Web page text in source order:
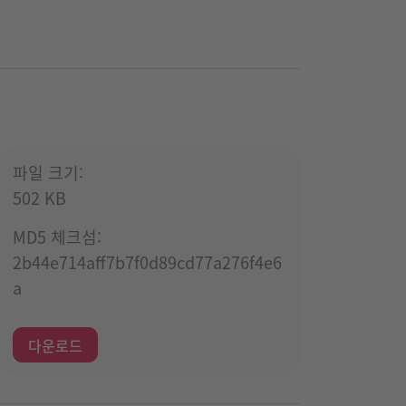
파일 크기:
502 KB
MD5 체크섬:
2b44e714aff7b7f0d89cd77a276f4e6
a
다운로드